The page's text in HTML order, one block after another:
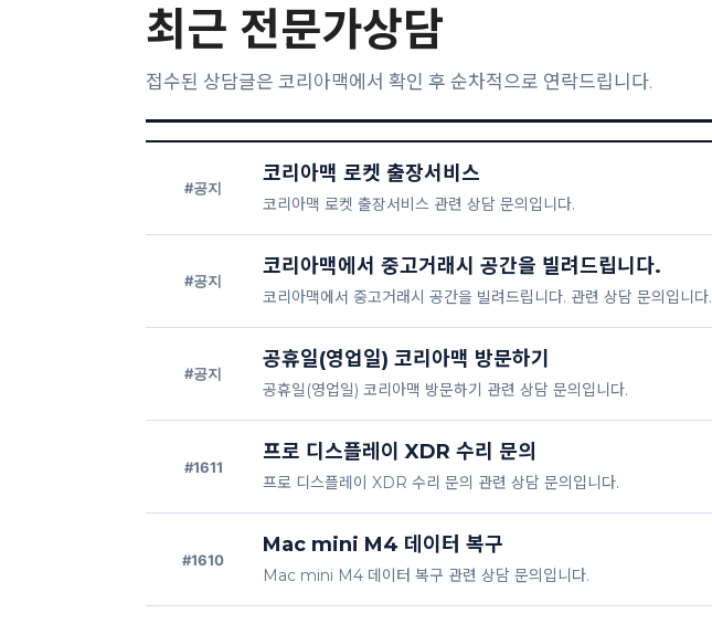
최근 전문가상담
접수된 상담글은 코리아맥에서 확인 후 순차적으로 연락드립니다.
#공지
코리아맥 로켓 출장서비스
코리아맥 로켓 출장서비스 관련 상담 문의입니다.
#공지
코리아맥에서 중고거래시 공간을 빌려드립니다.
코리아맥에서 중고거래시 공간을 빌려드립니다. 관련 상담 문의입니다.
#공지
공휴일(영업일) 코리아맥 방문하기
공휴일(영업일) 코리아맥 방문하기 관련 상담 문의입니다.
#1611
프로 디스플레이 XDR 수리 문의
프로 디스플레이 XDR 수리 문의 관련 상담 문의입니다.
#1610
Mac mini M4 데이터 복구
Mac mini M4 데이터 복구 관련 상담 문의입니다.